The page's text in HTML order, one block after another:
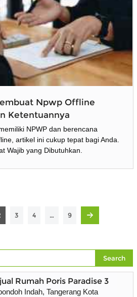
Npwp Offline
Ketentuannya
NPWP dan berencana
artikel ini cukup tepat bagi Anda.
Wajib yang Dibutuhkan.
3 4 … 9
Search
Rumah Poris Paradise 3
Indah, Tangerang Kota